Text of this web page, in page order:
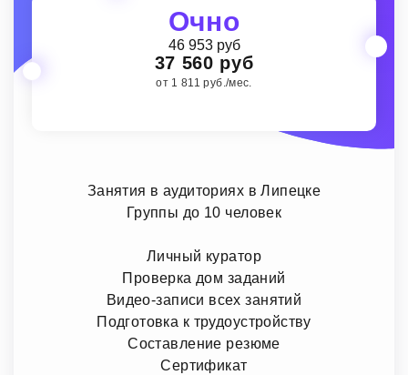
Очно
46 953 руб
37 560 руб
от 1 811 руб./мес.
Занятия в аудиториях в Липецке
Группы до 10 человек
Личный куратор
Проверка дом заданий
Видео-записи всех занятий
Подготовка к трудоустройству
Составление резюме
Сертификат